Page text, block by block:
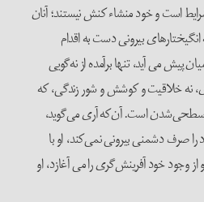
است و خود منشاء کنش نیستند؛ آنان
بیرونی دست به اقدام
پیش می آید، تنها برآمده از نه‌گویی
نه خلاقیت و کوشش و شور زندگی، که
سطحی‌شدن است. آن‌که آری می‌گوید،
صرف دشمنی بیرونی نمی‌کند، او با
از وجود خود آفرینش‌گری را می آغازد، او